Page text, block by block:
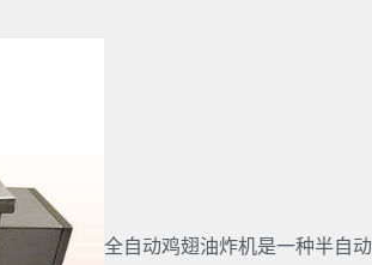
全自动鸡翅油炸机是一种半自